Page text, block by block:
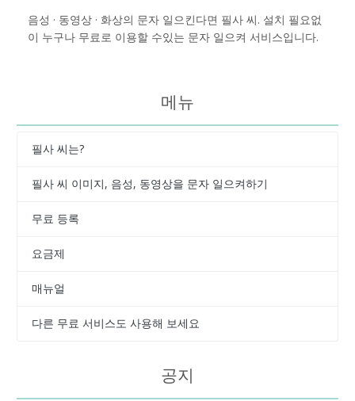
음성 · 동영상 · 화상의 문자 일으킨다면 필사 씨. 설치 필요없
이 누구나 무료로 이용할 수있는 문자 일으켜 서비스입니다.
메뉴
필사 씨는?
필사 씨 이미지, 음성, 동영상을 문자 일으켜하기
무료 등록
요금제
매뉴얼
다른 무료 서비스도 사용해 보세요
공지